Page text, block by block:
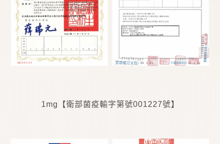
1mg 【衛部菌疫輸字第號001227號】